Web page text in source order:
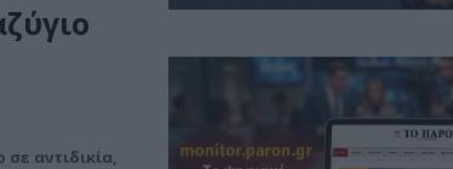
αντιδικία,